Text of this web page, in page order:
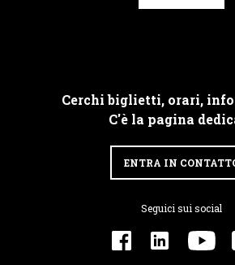
Cerchi biglietti, orari,
C'è la pagina
ENTRA IN
Seguici sui social